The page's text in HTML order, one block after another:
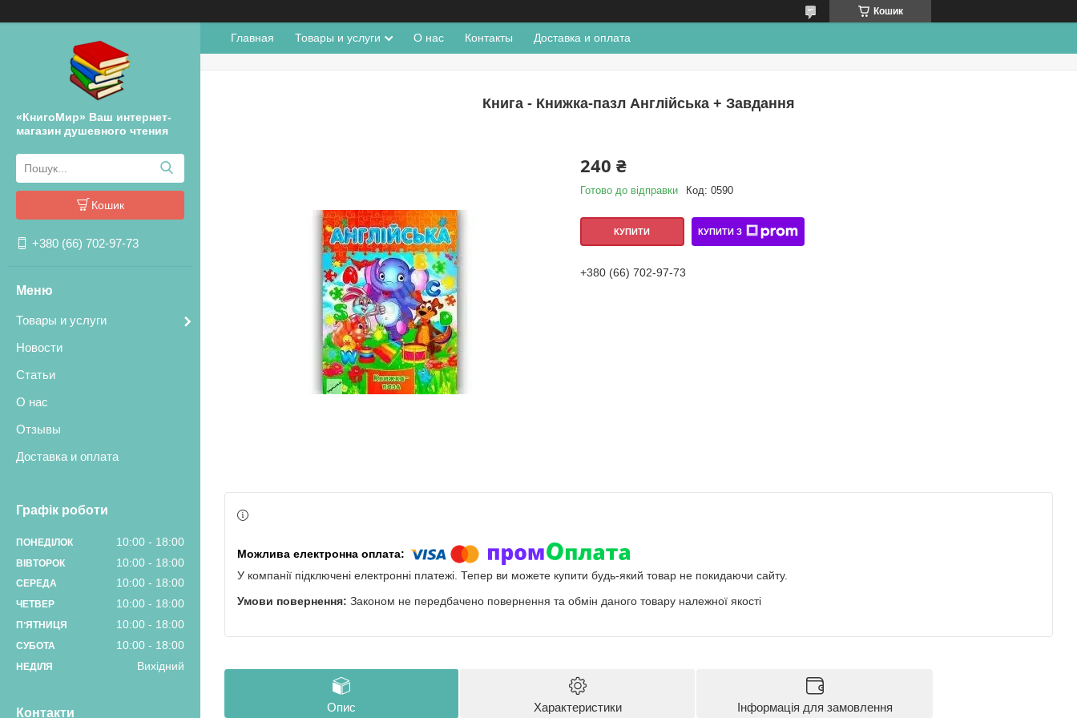
Кошик
«КнигоМир» Ваш интернет-
магазин душевного чтения
Кошик
+380 (66) 702-97-73
Товары и услуги
Новости
Статьи
О нас
Отзывы
Доставка и оплата
Графік роботи
ПОНЕДІЛОК 10:00 18:00
ВІВТОРОК 10:00 18:00
СЕРЕДА 10:00 18:00
ЧЕТВЕР 10:00 18:00
ПʼЯТНИЦЯ 10:00 18:00
СУБОТА 10:00 18:00
НЕДІЛЯ Вихідний
Контакти
Главная Товары и услуги О нас Контакты Доставка и оплата
Книга - Книжка-пазл Англійська + Завдання
240 ₴
Готово до відправки Код: 0590
КУПИТИ КУПИТИ З
+380 (66) 702-97-73
У компанії підключені електронні платежі. Тепер ви можете купити будь-який товар не покидаючи сайту.
Законом не передбачено повернення та обмін даного товару належної якості
Опис Характеристики Інформація для замовлення